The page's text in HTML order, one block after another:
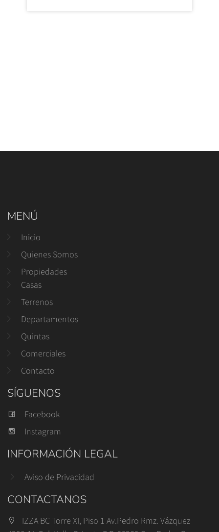
MENÚ
Inicio
Quienes Somos
Propiedades
Casas
Terrenos
Departamentos
Quintas
Comerciales
Contacto
SÍGUENOS
Facebook
Instagram
INFORMACIÓN LEGAL
Aviso de Privacidad
CONTACTANOS
IZZA BC Torre XI, Piso 1 Av.Pedro Rmz. Vázquez